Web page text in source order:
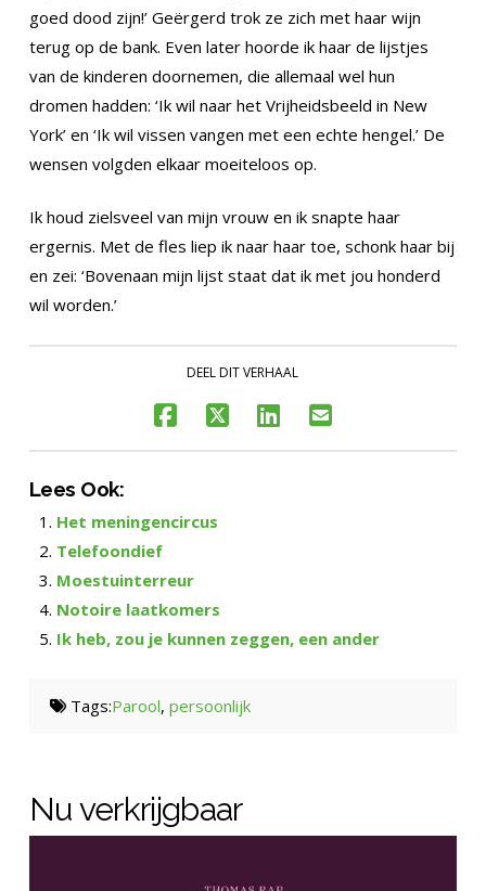
goed dood zijn!’ Geërgerd trok ze zich met haar wijn
terug op de bank. Even later hoorde ik haar de lijstjes
van de kinderen doornemen, die allemaal wel hun
dromen hadden: ‘Ik wil naar het Vrijheidsbeeld in New
York’ en ‘Ik wil vissen vangen met een echte hengel.’ De
wensen volgden elkaar moeiteloos op.
Ik houd zielsveel van mijn vrouw en ik snapte haar
ergernis. Met de fles liep ik naar haar toe, schonk haar bij
en zei: ‘Bovenaan mijn lijst staat dat ik met jou honderd
wil worden.’
DEEL DIT VERHAAL
Lees Ook:
Het meningencircus
Telefoondief
Moestuinterreur
Notoire laatkomers
Ik heb, zou je kunnen zeggen, een ander
Tags:Parool,persoonlijk
Nu verkrijgbaar